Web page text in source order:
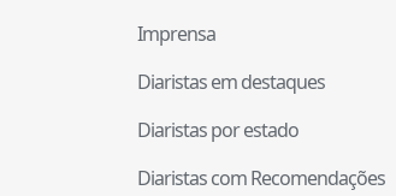
Imprensa
Diaristas em destaques
Diaristas por estado
Diaristas com Recomendações